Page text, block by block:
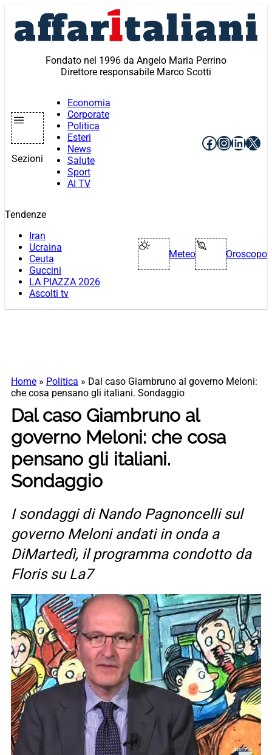
contenuto
Fondato nel 1996 da Angelo Maria Perrino
Direttore responsabile Marco Scotti
Sezioni
Economia
Corporate
Politica
Esteri
News
Salute
Sport
AI TV
Facebook
X
Tendenze
Iran
Ucraina
Ceuta
Guccini
LA PIAZZA 2026
Ascolti tv
Meteo Oroscopo
Home » Politica » Dal caso Giambruno al governo Meloni:
che cosa pensano gli italiani. Sondaggio
Dal caso Giambruno al
governo Meloni: che cosa
pensano gli italiani.
Sondaggio
I sondaggi di Nando Pagnoncelli sul
governo Meloni andati in onda a
DiMartedì, il programma condotto da
Floris su La7